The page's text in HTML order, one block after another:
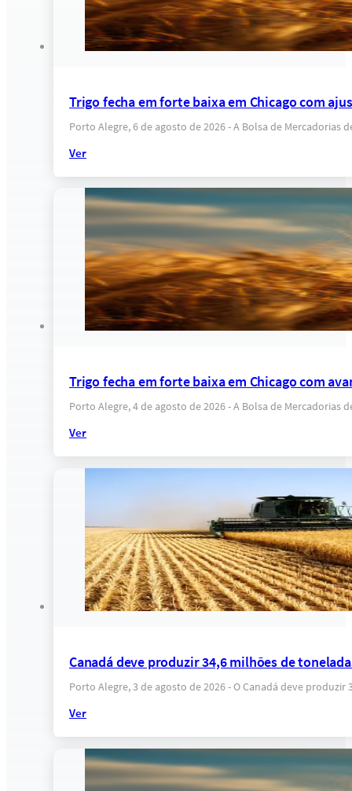
Trigo fecha em forte baixa em Chicago com
Porto Alegre, 6 de agosto de 2026 - A Bolsa de Mercadorias
Ver
Trigo fecha em forte baixa em Chicago com
Porto Alegre, 4 de agosto de 2026 - A Bolsa de Mercadorias
Ver
Canadá deve produzir 34,6 milhões de
Porto Alegre, 3 de agosto de 2026 - O Canadá deve
Ver